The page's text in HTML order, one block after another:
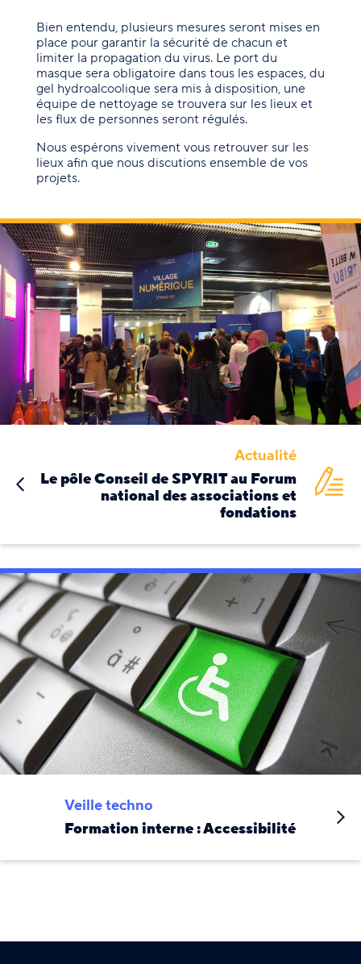
Bien entendu, plusieurs mesures seront mises en
place pour garantir la sécurité de chacun et
limiter la propagation du virus. Le port du
masque sera obligatoire dans tous les espaces, du
gel hydroalcoolique sera mis à disposition, une
équipe de nettoyage se trouvera sur les lieux et
les flux de personnes seront régulés.
Nous espérons vivement vous retrouver sur les
lieux afin que nous discutions ensemble de vos
projets.
Actualité
Le pôle Conseil de SPYRIT au Forum
national des associations et
fondations
Veille techno
Formation interne : Accessibilité